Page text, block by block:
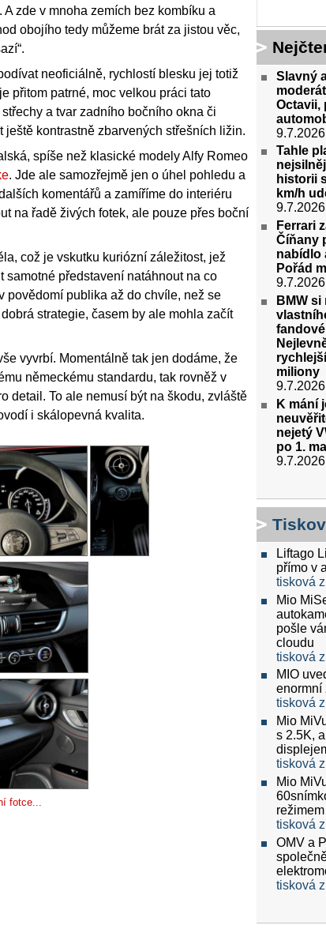
zde v mnoha zemích bez kombíku a
obojího tedy můžeme brát za jistou věc,
neoficiálně, rychlostí blesku jej totiž
přitom patrné, moc velkou práci tato
a tvar zadního bočního okna či
kontrastně zbarvených střešních ližin.
spíše než klasické modely Alfy Romeo
. Jde ale samozřejmě jen o úhel pohledu a
komentářů a zamíříme do interiéru
na řadě živých fotek, ale pouze přes boční
což je vskutku kuriózní záležitost, jež
samotné představení natáhnout na co
povědomí publika až do chvíle, než se
strategie, časem by ale mohla začít
vyvrbí. Momentálně tak jen dodáme, že
německému standardu, tak rovněž v
detail. To ale nemusí být na škodu, zvláště
i skálopevná kvalita.
fotce...
Slavný
Octavii,
9.7.2026
Tahle
historii
km/h
9.7.2026
Ferrari
Číňany
nabídlo
Pořád
9.7.2026
BMW
miliony
9.7.2026
K mání
nejetý
po 1.
9.7.2026
Liftago
přímo v
tisková
Mio
pošle
cloudu
tisková
MIO
enormní
tisková
Mio
s 2.5K,
tisková
Mio
režimem
tisková
OMV a
tisková